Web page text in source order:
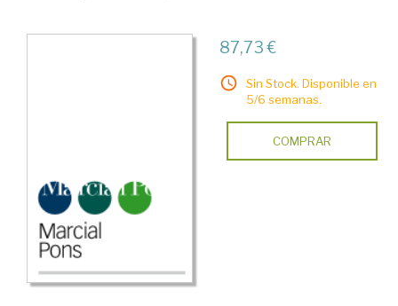
87,73 €
Sin Stock. Disponible en
5/6 semanas.
COMPRAR